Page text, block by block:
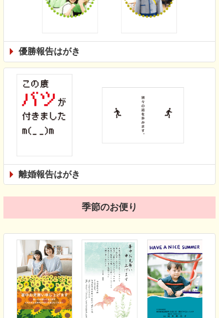
優勝報告はがき
離婚報告はがき
季節のお便り